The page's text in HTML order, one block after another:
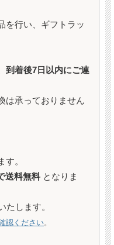
を行い、ギフトラッ
到着後7日以内にご連
は承っておりません
す。
送料無料 となりま
たします。
認ください。